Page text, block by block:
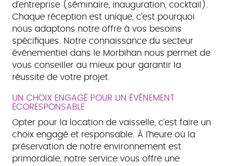
d'entreprise (séminaire, inauguration, cocktail).
Chaque réception est unique, c'est pourquoi
nous adaptons notre offre à vos besoins
spécifiques. Notre connaissance du secteur
événementiel dans le Morbihan nous permet de
vous conseiller au mieux pour garantir la
réussite de votre projet.
UN CHOIX ENGAGÉ POUR UN ÉVÉNEMENT
ÉCORESPONSABLE
Opter pour la location de vaisselle, c’est faire un
choix engagé et responsable. À l’heure où la
préservation de notre environnement est
primordiale, notre service vous offre une